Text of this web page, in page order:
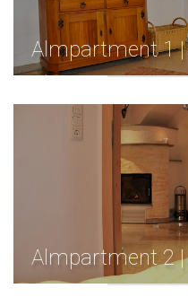
Almpartment 1 |
Almpartment 2 |